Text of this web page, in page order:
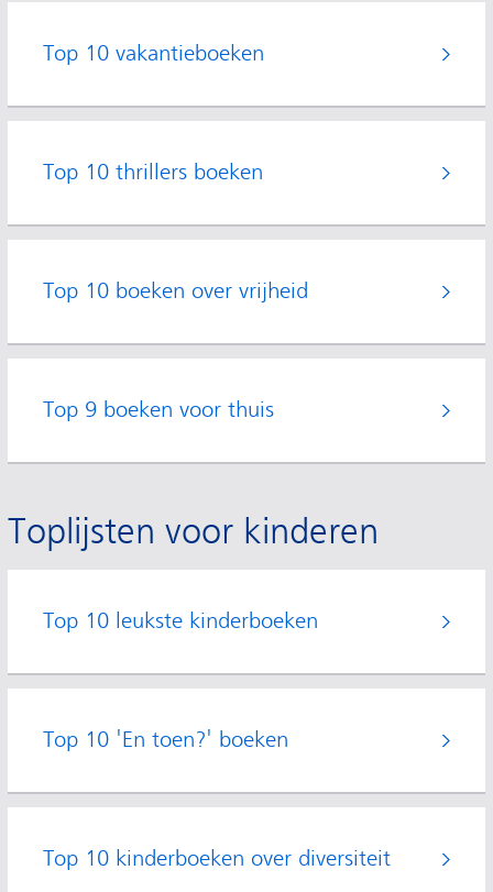
Top 10 vakantieboeken
Top 10 thrillers boeken
Top 10 boeken over vrijheid
Top 9 boeken voor thuis
Toplijsten voor kinderen
Top 10 leukste kinderboeken
Top 10 'En toen?' boeken
Top 10 kinderboeken over diversiteit